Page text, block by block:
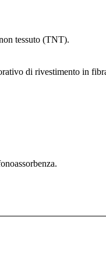
tessuto (TNT).
di rivestimento in